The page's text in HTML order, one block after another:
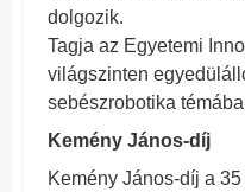
dolgozik.
Tagja az Egyetemi
világszinten
sebészrobotika
Kemény János-díj
Kemény János-díj a